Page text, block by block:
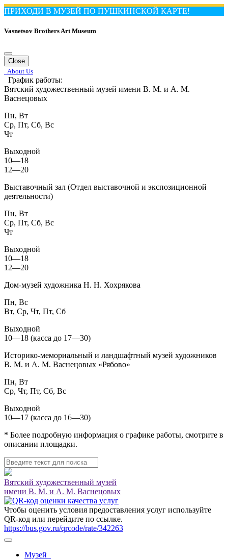
ПРИХОДИ В МУЗЕЙ ПО ПУШКИНСКОЙ КАРТЕ!
Vasnetsov Brothers Art Museum
Close
About Us
График работы:
Вятский художественный музей имени В. М. и А. М.
Васнецовых
Пн, Вт
Ср, Пт, Сб, Вс
Чт
Выходной
10—18
12—20
Выставочный зал (Отдел выставочной и экспозиционной
деятельности)
Пн, Вт
Ср, Пт, Сб, Вс
Чт
Выходной
10—18
12—20
Дом-музей художника Н. Н. Хохрякова
Пн, Вс
Вт, Ср, Чт, Пт, Сб
Выходной
10—18 (касса до 17—30)
Историко-мемориальный и ландшафтный музей художников
В. М. и А. М. Васнецовых «Рябово»
Пн, Вт
Ср, Чт, Пт, Сб, Вс
Выходной
10—17 (касса до 16—30)
* Более подробную информация о графике работы, смотрите в
описании площадки.
Вятский художественный музей
имени В. М. и А. М. Васнецовых
Чтобы оценить условия предоставления услуг используйте
QR-код или перейдите по ссылке.
https://bus.gov.ru/qrcode/rate/342263
Музей